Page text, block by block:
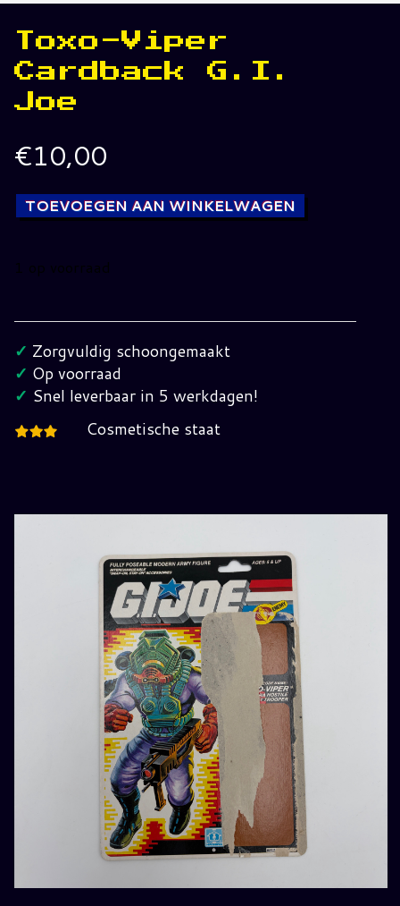
Toxo-Viper
Cardback G.I.
Joe
€10,00
TOEVOEGEN AAN WINKELWAGEN
1 op voorraad
Viper
Cardback
G.I.
Joe
✓ Zorgvuldig schoongemaakt
✓ Op voorraad
✓ Snel leverbaar in 5 werkdagen!
Cosmetische staat